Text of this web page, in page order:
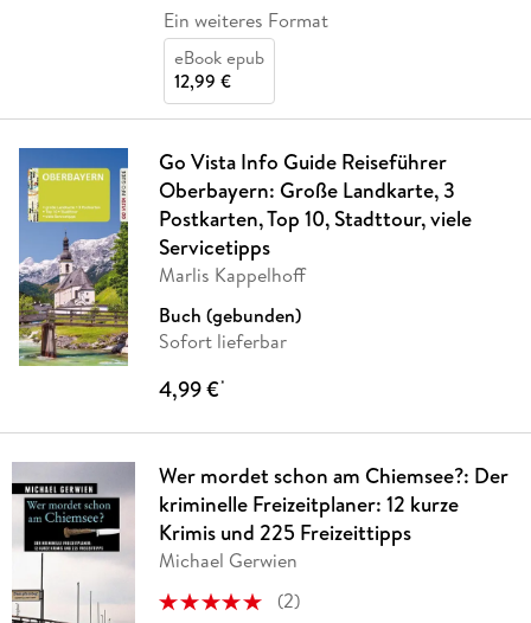
Ein weiteres Format
eBook epub
12,99 €
Go Vista Info Guide Reiseführer
Oberbayern: Große Landkarte, 3
Postkarten, Top 10, Stadttour, viele
Servicetipps
Marlis Kappelhoff
Buch (gebunden)
Sofort lieferbar
4,99 €*
Wer mordet schon am Chiemsee?: Der
kriminelle Freizeitplaner: 12 kurze
Krimis und 225 Freizeittipps
Michael Gerwien
(2)